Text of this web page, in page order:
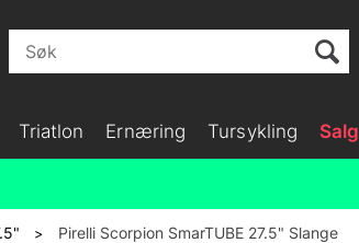
Triatlon Ernæring Tursykling Salg
> Pirelli Scorpion SmarTUBE 27.5" Slange